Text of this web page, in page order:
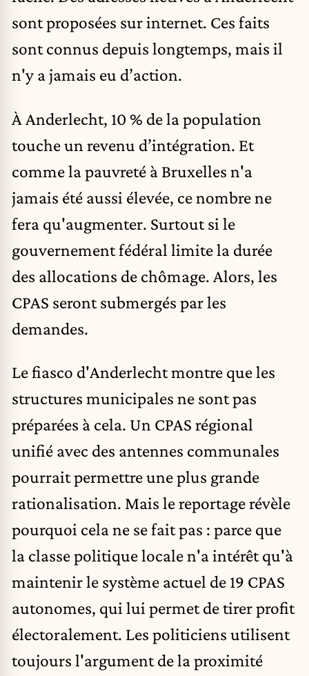
sont proposées sur internet. Ces faits
sont connus depuis longtemps, mais il
n'y a jamais eu d’action.
À Anderlecht, 10 % de la population
touche un revenu d’intégration. Et
comme la pauvreté à Bruxelles n'a
jamais été aussi élevée, ce nombre ne
fera qu'augmenter. Surtout si le
gouvernement fédéral limite la durée
des allocations de chômage. Alors, les
CPAS seront submergés par les
demandes.
Le fiasco d'Anderlecht montre que les
structures municipales ne sont pas
préparées à cela. Un CPAS régional
unifié avec des antennes communales
pourrait permettre une plus grande
rationalisation. Mais le reportage révèle
pourquoi cela ne se fait pas : parce que
la classe politique locale n'a intérêt qu'à
maintenir le système actuel de 19 CPAS
autonomes, qui lui permet de tirer profit
électoralement. Les politiciens utilisent
toujours l'argument de la proximité